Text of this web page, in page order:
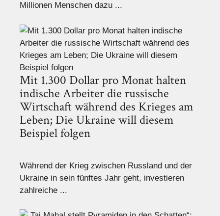
Millionen Menschen dazu ...
Mit 1.300 Dollar pro Monat halten
indische Arbeiter die russische
Wirtschaft während des Krieges am
Leben; Die Ukraine will diesem
Beispiel folgen
Während der Krieg zwischen Russland und der
Ukraine in sein fünftes Jahr geht, investieren
zahlreiche ...